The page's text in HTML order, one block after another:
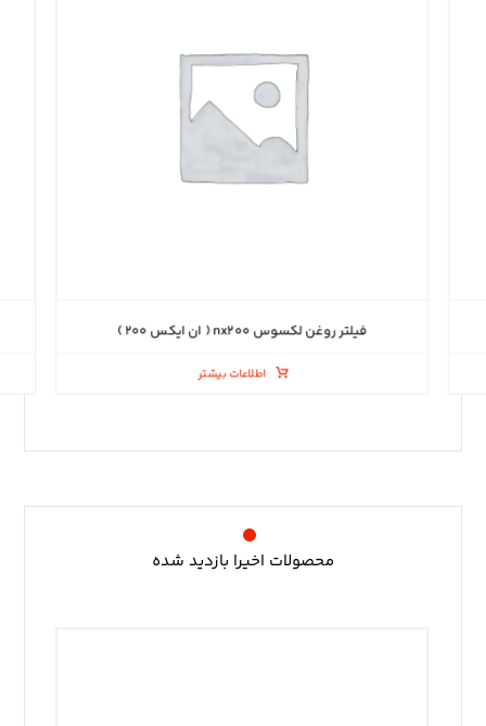
فیلتر روغن لکسوس nx۲۰۰ ( ان ایکس ۲۰۰ )
اطلاعات بیشتر
محصولات اخیرا بازدید شده